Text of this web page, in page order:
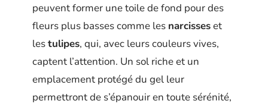
peuvent former une toile de fond pour des
fleurs plus basses comme les narcisseset
lestulipes, qui, avec leurs couleurs vives,
captent l’attention. Un sol riche et un
emplacement protégé du gel leur
permettront de s’épanouir en toute sérénité,